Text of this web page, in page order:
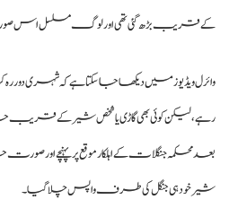
کے قریب بڑھ گئی تھی اور لوگ مسلسل اس
وائرل ویڈیوز میں دیکھا جا سکتا ہے کہ شہری دور
رہے، لیکن کوئی بھی گاڑی یا شخص شیر کے
بعد محکمہ جنگلات کے اہلکار موقع پر پہنچے اور
شیر خود ہی جنگل کی طرف واپس چلا گیا۔